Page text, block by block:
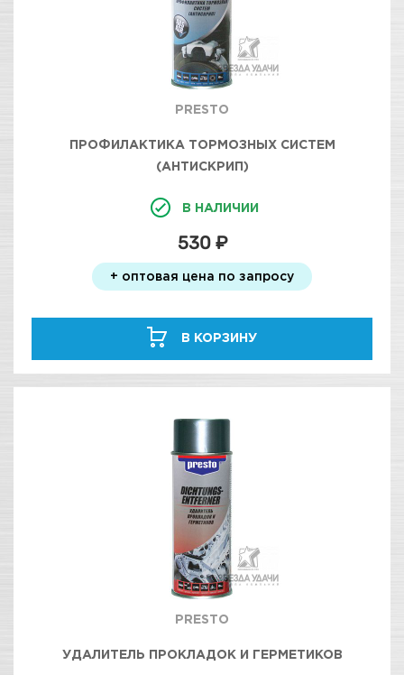
PRESTO
ПРОФИЛАКТИКА ТОРМОЗНЫХ СИСТЕМ
(АНТИСКРИП)
В НАЛИЧИИ
530 ₽
+ оптовая цена по запросу
В КОРЗИНУ
PRESTO
УДАЛИТЕЛЬ ПРОКЛАДОК И ГЕРМЕТИКОВ